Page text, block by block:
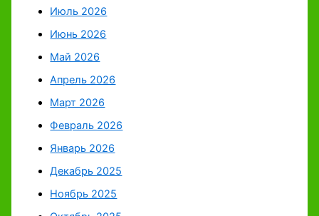
Июль 2026
Июнь 2026
Май 2026
Апрель 2026
Март 2026
Февраль 2026
Январь 2026
Декабрь 2025
Ноябрь 2025